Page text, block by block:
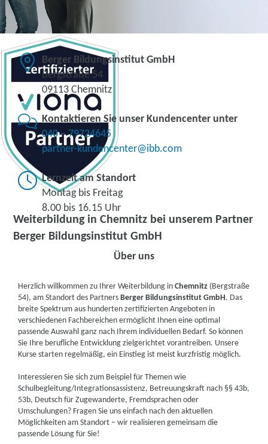
Weiterbildung in Chemnitz bei unserem Partner
Berger Bildungsinstitut GmbH
Berger Bildungsinstitut GmbH
Bergstraße 54
09113 Chemnitz
Kontaktieren Sie unser Kundencenter unter
040 – 79724645
partner-kundencenter@ibb.com
Lernzeit am Standort
Montag bis Freitag
8.00 bis 16.15 Uhr
Über uns
Herzlich willkommen zu Ihrer Weiterbildung inChemnitz (Bergstraße
54), am Standort des PartnersBerger Bildungsinstitut GmbH. Das
breite Spektrum aus hunderten zertifizierten Angeboten in
verschiedenen Fachbereichen ermöglicht Ihnen eine optimal
passende Auswahl ganz nach Ihrem individuellen Bedarf. So können
Sie Ihre berufliche Entwicklung zielgerichtet vorantreiben. Unsere
Kurse starten regelmäßig, ein Einstieg ist meist kurzfristig möglich.
Interessieren Sie sich zum Beispiel für Themen wie
Schulbegleitung/Integrationsassistenz, Betreuungskraft nach §§ 43b,
53b, Deutsch für Zugewanderte, Fremdsprachen oder
Umschulungen? Fragen Sie uns einfach nach den aktuellen
Möglichkeiten am Standort – wir realisieren gemeinsam die
passende Lösung für Sie!